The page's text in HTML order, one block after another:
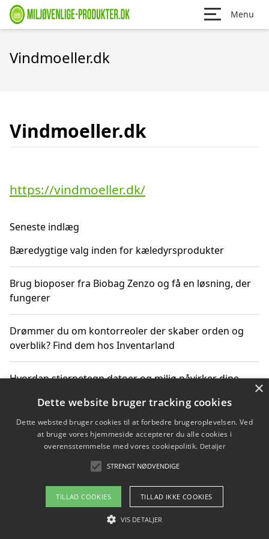
Menu
Vindmoeller.dk
Vindmoeller.dk
https://vindmoeller.dk/
Seneste indlæg
Bæredygtige valg inden for kæledyrsprodukter
Brug bioposer fra Biobag Zenzo og få en løsning, der
fungerer
Drømmer du om kontorreoler der skaber orden og
overblik? Find dem hos Inventarland
Hvordan stjernetegn datoer og miljø påvirker dine
Bæredygtige gadgets til en grønnere hverdag
Om / kontakt
Blog Betingelser
×
Dette website bruger tracking cookies
Dette websted bruger cookies til at forbedre brugeroplevelsen. Ved
at bruge vores hjemmeside accepterer du alle cookies i
overensstemmelse med vores cookiepolitik. Detaljer
STRENGT NØDVENDIGE
TILLAD COOKIES TILLAD IKKE COOKIES
VIS DETALJER